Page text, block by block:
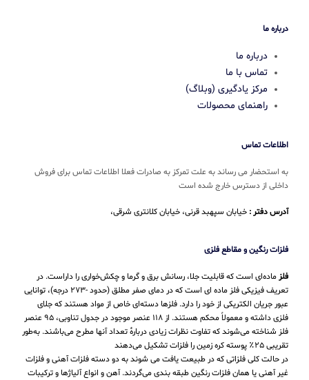
درباره ما
درباره ما
تماس با ما
مرکز یادگیری (وبلاگ)
راهنمای محصولات
اطلاعات تماس
به استحضار می رساند به علت تمرکز به صادرات فعلا اطلاعات تماس برای فروش
داخلی از دسترس خارج شده است
آدرس دفتر : خیابان سپهبد قرنی، خیابان کلانتری شرقی،
فلزات رنگین و مقاطع فلزی
فلز ماده‌ای است که قابلیت جلا، رسانش برق و گرما و چکش‌خواری را داراست. در
تعریف فیزیکی فلز ماده ای است که در دمای صفر مطلق (حدود -۲۷۳ درجه)، توانایی
عبور جریان الکتریکی از خود را دارد. فلزها دسته‌ای خاص از مواد هستند که جلای
فلزی داشته و معمولاً محکم هستند. از ۱۱۸ عنصر موجود در جدول تناوبی، ۹۵ عنصر
فلز شناخته می‌شوند که تفاوت نظرات زیادی دربارهٔ تعداد آنها مطرح می‌باشند. به‌طور
تقریبی ۲۵٪ پوسته کره زمین را فلزات تشکیل می‌دهند
در حالت کلی فلزاتی که در طبیعت یافت می شوند به دو دسته فلزات آهنی و فلزات
غیر آهنی یا همان فلزات رنگین طبقه بندی می‌گردند. آهن و انواع آلیاژها و ترکیبات